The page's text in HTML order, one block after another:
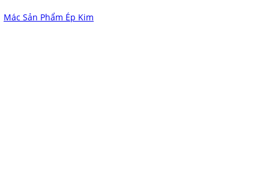
Mác Sản Phẩm Ép Kim